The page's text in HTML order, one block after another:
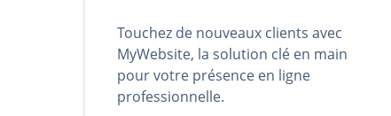
Touchez de nouveaux clients avec
MyWebsite, la solution clé en main
pour votre présence en ligne
professionnelle.